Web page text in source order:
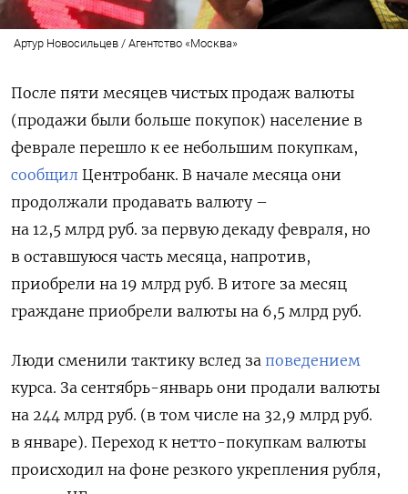
Артур Новосильцев / Агентство «Москва»
После пяти месяцев чистых продаж валюты
(продажи были больше покупок) население в
феврале перешло к ее небольшим покупкам,
сообщил Центробанк. В начале месяца они
продолжали продавать валюту –
на 12,5 млрд руб. за первую декаду февраля, но
в оставшуюся часть месяца, напротив,
приобрели на 19 млрд руб. В итоге за месяц
граждане приобрели валюты на 6,5 млрд руб.
Люди сменили тактику вслед за поведением
курса. За сентябрь-январь они продали валюты
на 244 млрд руб. (в том числе на 32,9 млрд руб.
в январе). Переход к нетто-покупкам валюты
происходил на фоне резкого укрепления рубля,